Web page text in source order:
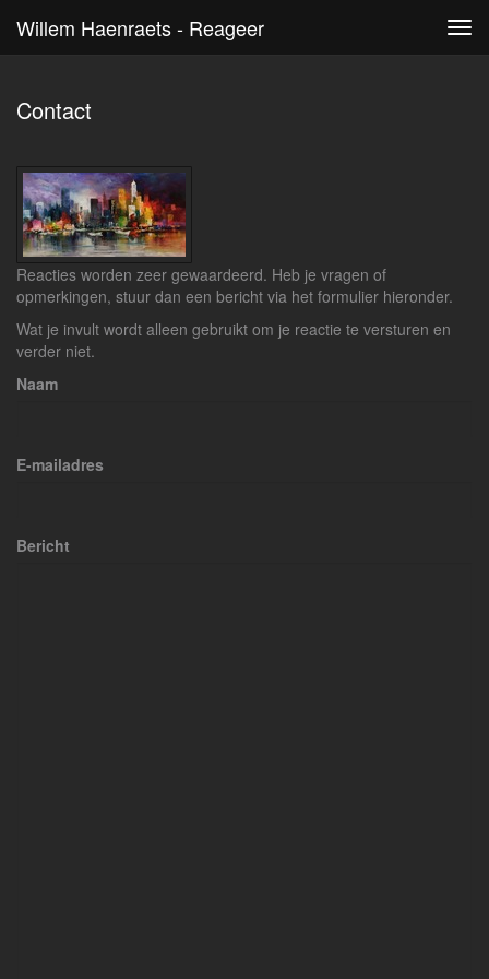
Willem Haenraets - Reageer
Contact
Reacties worden zeer gewaardeerd. Heb je vragen of
opmerkingen, stuur dan een bericht via het formulier hieronder.
Wat je invult wordt alleen gebruikt om je reactie te versturen en
verder niet.
Naam
E-mailadres
Bericht